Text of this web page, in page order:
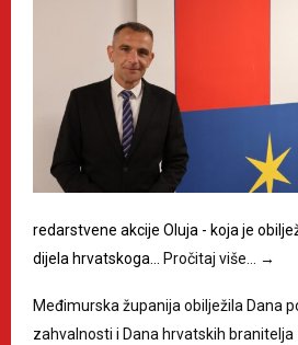
redarstvene akcije Oluja - koja je
dijela hrvatskoga…
Pročitaj više… →
Međimurska županija obilježila Dana
zahvalnosti i Dana hrvatskih branitelja